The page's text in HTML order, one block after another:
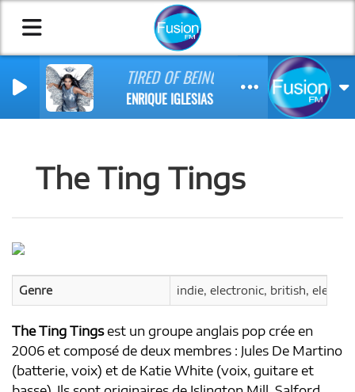
TIRED OF BEING SORRY (FEAT NADIYA)
ENRIQUE IGLESIAS
The Ting Tings
Genre indie, electronic, british,
The Ting Tingsest un groupe anglais pop crée en
2006 et composé de deux membres : Jules De Martino
(batterie, voix) et de Katie White (voix, guitare et